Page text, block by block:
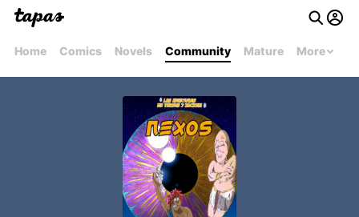
Home Comics Novels Community Mature More